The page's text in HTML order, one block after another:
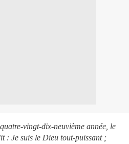
vingt-dix-neuvième année, le
: Je suis le Dieu tout-puissant ;